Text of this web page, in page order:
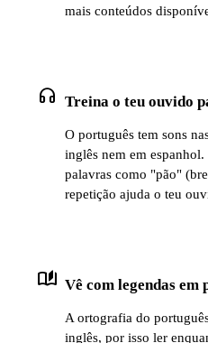
mais conteúdos
headphones Treina o teu ouvido
O português tem sons
inglês nem em
palavras como "pão"
repetição ajuda o teu
auto_stories Vê com legendas em
A ortografia do
inglês, por isso ler